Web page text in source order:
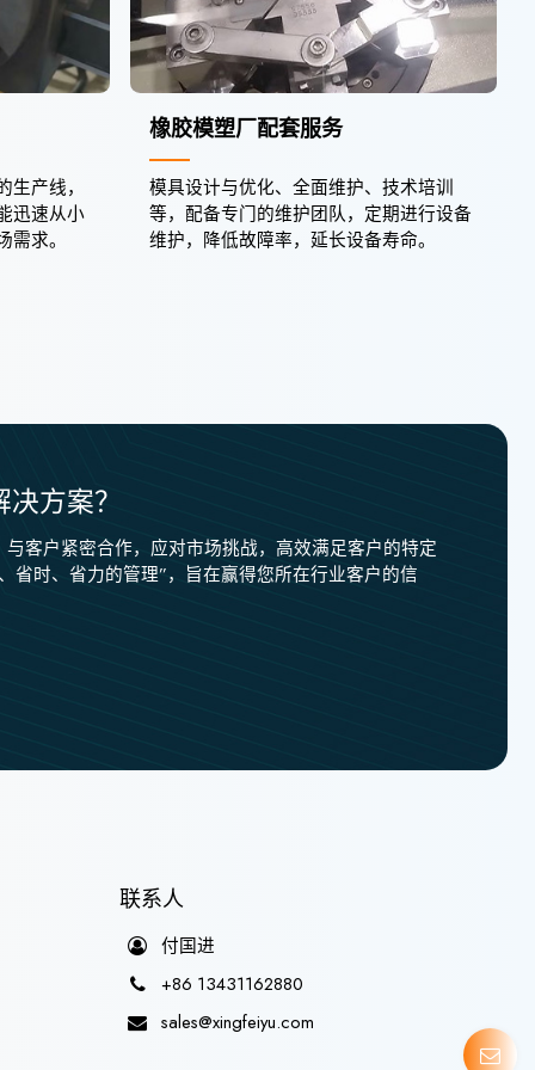
产线，
迅速从小
求。
橡胶模塑厂配套服务
模具设计与优化、全面维护、技术培训
等，配备专门的维护团队，定期进行设备
维护，降低故障率，延长设备寿命。
方案？
客户紧密合作，应对市场挑战，高效满足客户的特定
省时、省力的管理”，旨在赢得您所在行业客户的信
联系人
付国进
+86 13431162880
sales@xingfeiyu.com